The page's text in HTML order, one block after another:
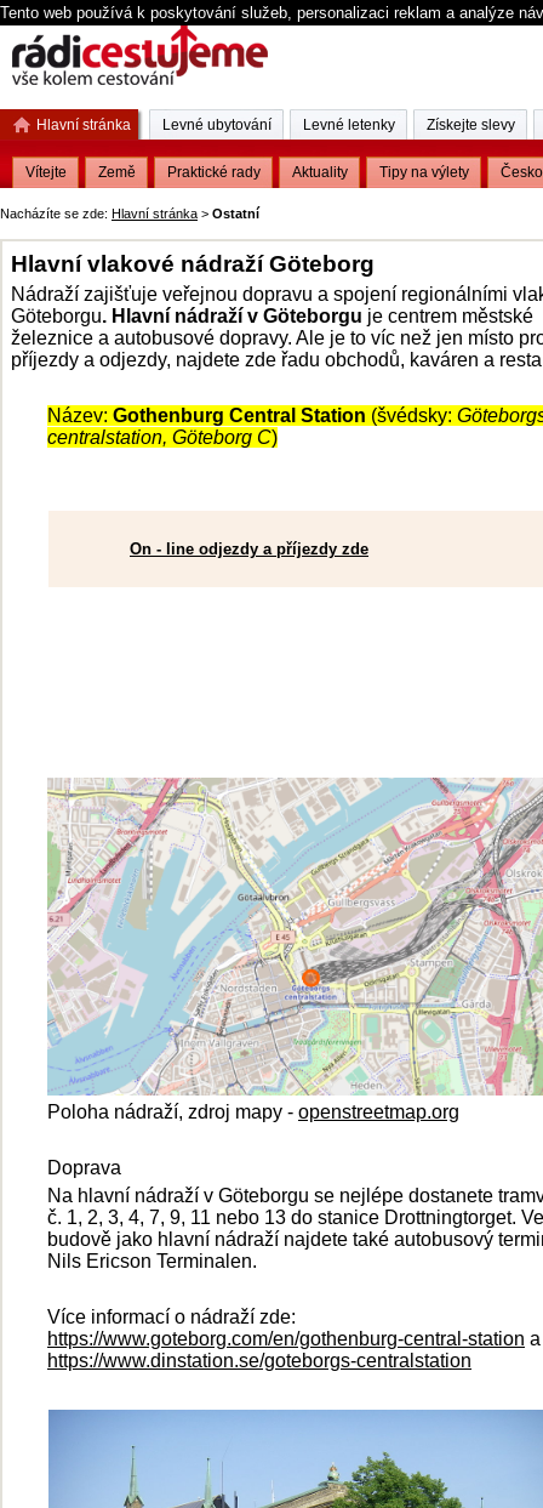
Tento web používá k poskytování služeb, personalizaci reklam a analýze
Nacházíte se zde: Hlavní stránka > Ostatní
Hlavní vlakové nádraží Göteborg
Nádraží zajišťuje veřejnou dopravu a spojení regionálními
Göteborgu. Hlavní nádraží v Göteborgu je centrem městské
železnice a autobusové dopravy. Ale je to víc než jen místo
příjezdy a odjezdy, najdete zde řadu obchodů, kaváren a
Název: Gothenburg Central Station (švédsky:
centralstation, Göteborg C)
On - line odjezdy a příjezdy zde
Poloha nádraží, zdroj mapy - openstreetmap.org
Doprava
Na hlavní nádraží v Göteborgu se nejlépe dostanete
č. 1, 2, 3, 4, 7, 9, 11 nebo 13 do stanice Drottningtorget.
budově jako hlavní nádraží najdete také autobusový
Nils Ericson Terminalen.
Více informací o nádraží zde:
https://www.goteborg.com/en/gothenburg-central-station a
https://www.dinstation.se/goteborgs-centralstation
Hlavní stránka
Vítejte Země Praktické rady Aktuality Tipy na výlety Česko
Levné ubytování Levné letenky Získejte slevy